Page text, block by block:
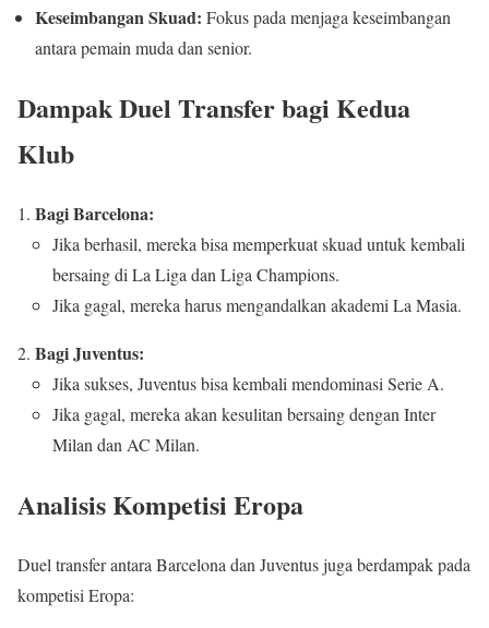
Keseimbangan Skuad: Fokus pada menjaga keseimbangan
antara pemain muda dan senior.
Dampak Duel Transfer bagi Kedua
Klub
Bagi Barcelona:
Jika berhasil, mereka bisa memperkuat skuad untuk kembali
bersaing di La Liga dan Liga Champions.
Jika gagal, mereka harus mengandalkan akademi La Masia.
Bagi Juventus:
Jika sukses, Juventus bisa kembali mendominasi Serie A.
Jika gagal, mereka akan kesulitan bersaing dengan Inter
Milan dan AC Milan.
Analisis Kompetisi Eropa
Duel transfer antara Barcelona dan Juventus juga berdampak pada
kompetisi Eropa: